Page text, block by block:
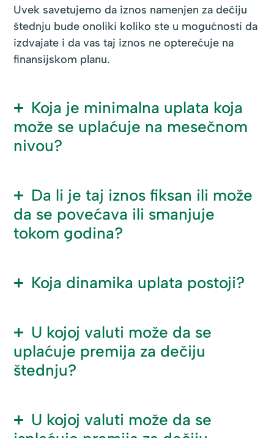
Uvek savetujemo da iznos namenjen za dečiju
štednju bude onoliki koliko ste u mogućnosti da
izdvajate i da vas taj iznos ne opterećuje na
finansijskom planu.
Koja je minimalna uplata koja
može se uplaćuje na mesečnom
nivou?
Da li je taj iznos fiksan ili može
da se povećava ili smanjuje
tokom godina?
Koja dinamika uplata postoji?
U kojoj valuti može da se
uplaćuje premija za dečiju
štednju?
U kojoj valuti može da se